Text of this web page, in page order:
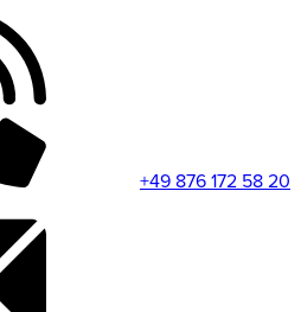
+49 876 172 58 20